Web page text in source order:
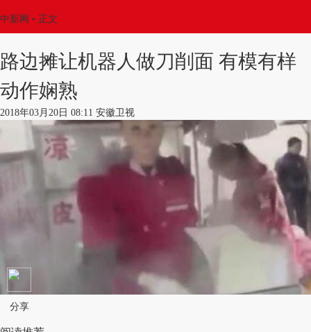
中新网 • 正文
路边摊让机器人做刀削面 有模有样
动作娴熟
2018年03月20日 08:11 安徽卫视
分享